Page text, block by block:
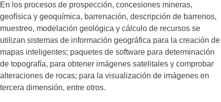
En los procesos de prospección, concesiones mineras,
geofísica y geoquímica, barrenación, descripción de barrenos,
muestreo, modelación geológica y cálculo de recursos se
utilizan sistemas de información geográfica para la creación de
mapas inteligentes; paquetes de software para determinación
de topografía, para obtener imágenes satelitales y comprobar
alteraciones de rocas; para la visualización de imágenes en
tercera dimensión, entre otros.